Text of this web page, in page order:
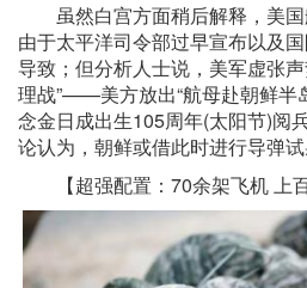
虽然白宫方面稍后解释，美国
由于太平洋司令部过早宣布以及
导致；但分析人士说，美军虚张
理战”——美方放出“航母赴朝鲜半
念金日成出生105周年(太阳节)阅
论认为，朝鲜或借此时进行导弹试
【超强配置：70余架飞机 上百